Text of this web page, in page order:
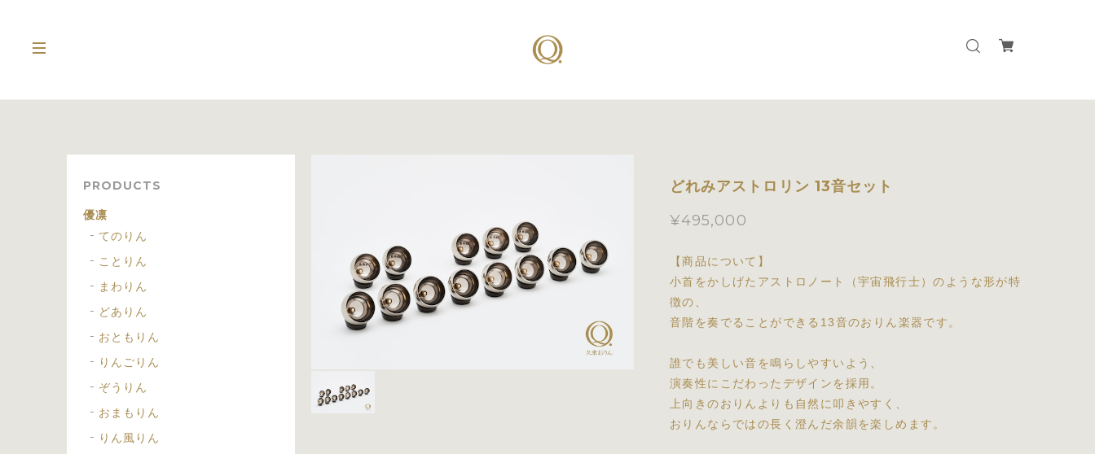
どれみアストロリン 13音セット
¥495,000
【商品について】
小首をかしげたアストロノート（宇宙飛行士）のような形が特
徴の、
音階を奏でることができる13音のおりん楽器です。
誰でも美しい音を鳴らしやすいよう、
演奏性にこだわったデザインを採用。
上向きのおりんよりも自然に叩きやすく、
おりんならではの長く澄んだ余韻を楽しめます。
PRODUCTS
優凛
てのりん
ことりん
まわりん
どありん
おともりん
りんごりん
ぞうりん
おまもりん
りん風りん